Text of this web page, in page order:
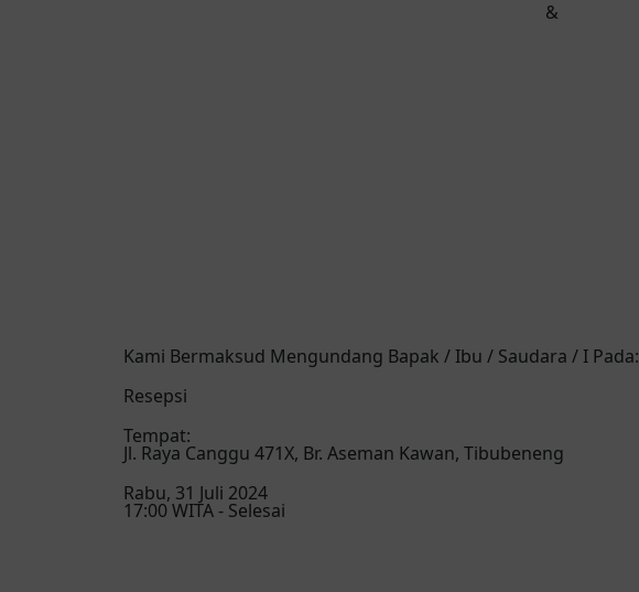
&
Kami Bermaksud Mengundang Bapak / Ibu / Saudara / I Pada:
Resepsi
Tempat:
Jl. Raya Canggu 471X, Br. Aseman Kawan, Tibubeneng
Rabu, 31 Juli 2024
17:00 WITA - Selesai